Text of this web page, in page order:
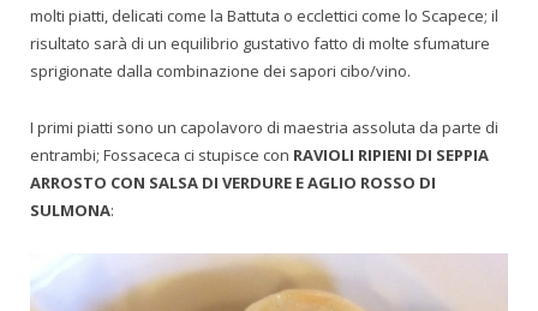
molti piatti, delicati come la Battuta o ecclettici come lo Scapece; il
risultato sarà di un equilibrio gustativo fatto di molte sfumature
sprigionate dalla combinazione dei sapori cibo/vino.
I primi piatti sono un capolavoro di maestria assoluta da parte di
entrambi; Fossaceca ci stupisce con RAVIOLI RIPIENI DI SEPPIA
ARROSTO CON SALSA DI VERDURE E AGLIO ROSSO DI
SULMONA: